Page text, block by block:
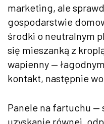
marketing, ale
gospodarstwie
środki o neutralnym
się mieszanką z
wapienny —
kontakt, następnie
Panele na fartuchu —
uzyskanie równej,